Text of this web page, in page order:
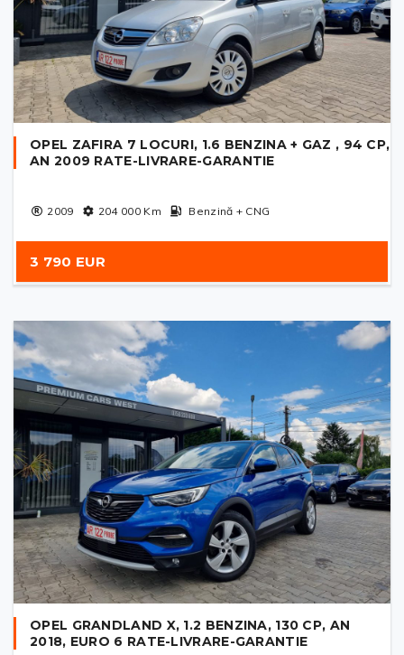
OPEL ZAFIRA 7 LOCURI, 1.6 BENZINA + GAZ , 94 CP,
AN 2009 RATE-LIVRARE-GARANTIE
2009 204 000Km Benzină + CNG
3 790 EUR
OPEL GRANDLAND X, 1.2 BENZINA, 130 CP, AN
2018, EURO 6 RATE-LIVRARE-GARANTIE